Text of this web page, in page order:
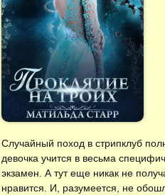
Случайный поход в стрипклуб
девочка учится в весьма
экзамен. А тут еще никак не
нравится. И, разумеется, не